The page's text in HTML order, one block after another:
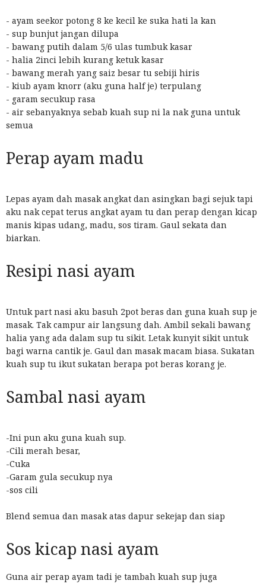
- ayam seekor potong 8 ke kecil ke suka hati la kan
- sup bunjut jangan dilupa
- bawang putih dalam 5/6 ulas tumbuk kasar
- halia 2inci lebih kurang ketuk kasar
- bawang merah yang saiz besar tu sebiji hiris
- kiub ayam knorr (aku guna half je) terpulang
- garam secukup rasa
- air sebanyaknya sebab kuah sup ni la nak guna untuk
semua
Perap ayam madu
Lepas ayam dah masak angkat dan asingkan bagi sejuk tapi
aku nak cepat terus angkat ayam tu dan perap dengan kicap
manis kipas udang, madu, sos tiram. Gaul sekata dan
biarkan.
Resipi nasi ayam
Untuk part nasi aku basuh 2pot beras dan guna kuah sup je
masak. Tak campur air langsung dah. Ambil sekali bawang
halia yang ada dalam sup tu sikit. Letak kunyit sikit untuk
bagi warna cantik je. Gaul dan masak macam biasa. Sukatan
kuah sup tu ikut sukatan berapa pot beras korang je.
Sambal nasi ayam
-Ini pun aku guna kuah sup.
-Cili merah besar,
-Cuka
-Garam gula secukup nya
-sos cili
Blend semua dan masak atas dapur sekejap dan siap
Sos kicap nasi ayam
Guna air perap ayam tadi je tambah kuah sup juga